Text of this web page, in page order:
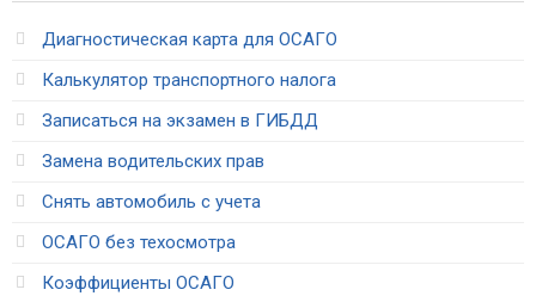
Диагностическая карта для ОСАГО
Калькулятор транспортного налога
Записаться на экзамен в ГИБДД
Замена водительских прав
Снять автомобиль с учета
ОСАГО без техосмотра
Коэффициенты ОСАГО